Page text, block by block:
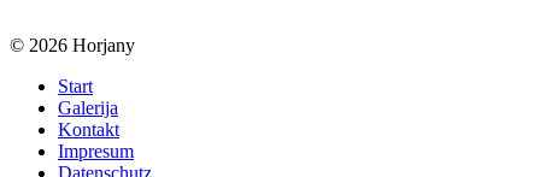
© 2026 Horjany
Start
Galerija
Kontakt
Impresum
Datenschutz